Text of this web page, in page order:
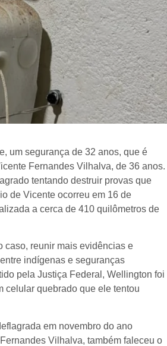
um segurança de 32 anos, que é
Fernandes Vilhalva, de 36 anos.
tentando destruir provas que
de Vicente ocorreu em 16 de
a cerca de 410 quilômetros de
caso, reunir mais evidências e
indígenas e seguranças
pela Justiça Federal, Wellington foi
celular quebrado que ele tentou
em novembro do ano
Vilhalva, também faleceu o